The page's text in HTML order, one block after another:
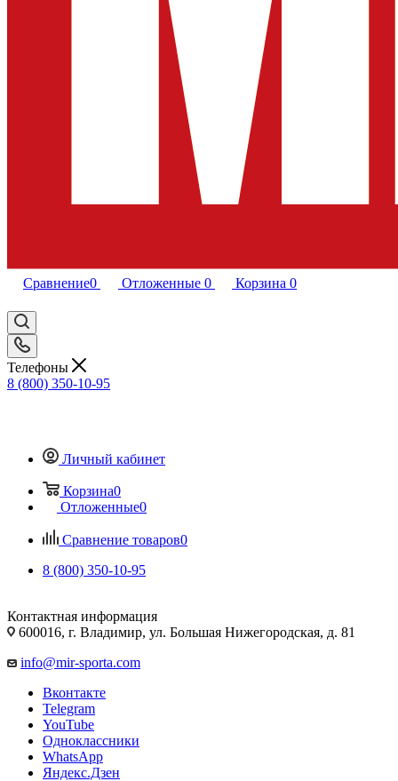
Сравнение0 Отложенные 0 Корзина 0
Телефоны
8 (800) 350-10-95
Личный кабинет
Корзина0
Отложенные0
Сравнение товаров0
8 (800) 350-10-95
Контактная информация
600016, г. Владимир, ул. Большая Нижегородская, д. 81
info@mir-sporta.com
Вконтакте
Telegram
YouTube
Одноклассники
WhatsApp
Яндекс.Дзен